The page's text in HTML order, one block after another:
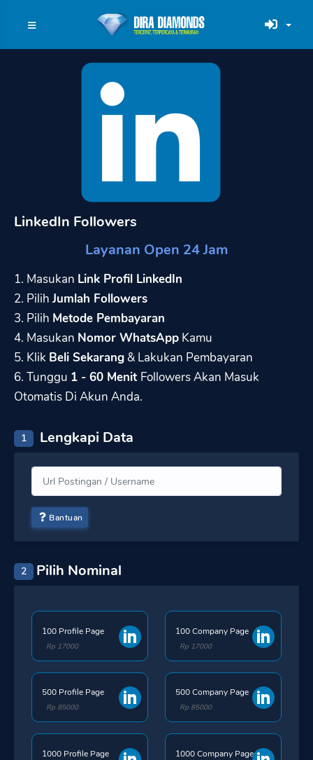
LinkedIn Followers
Layanan Open 24 Jam
1. Masukan Link Profil LinkedIn
2. PilihJumlah Followers
3. Pilih Metode Pembayaran
4. Masukan Nomor WhatsApp Kamu
5. Klik Beli Sekarang & Lakukan Pembayaran
6. Tunggu 1 - 60 Menit Followers Akan Masuk
Otomatis Di Akun Anda.
1 Lengkapi Data
Bantuan
2 Pilih Nominal
100 Profile Page
Rp 17000
100 Company Page
Rp 17000
500 Profile Page
Rp 85000
500 Company Page
Rp 85000
1000 Profile Page 1000 Company Page